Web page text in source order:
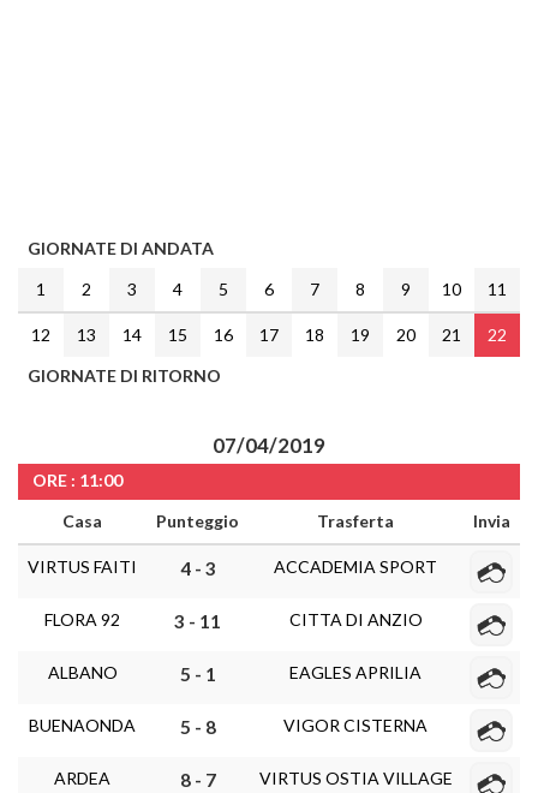
GIORNATE DI ANDATA
1
2 3 4 5 6 7 8 9 10 11
12 13 14 15 16 17 18 19 20 21
22
GIORNATE DI RITORNO
07/04/2019
ORE : 11:00
Casa
Punteggio Trasferta Invia
VIRTUS FAITI 4 - 3 ACCADEMIA SPORT
FLORA 92 3 - 11 CITTA DI ANZIO
ALBANO 5 - 1 EAGLES APRILIA
BUENAONDA 5 - 8 VIGOR CISTERNA
ARDEA 8 - 7 VIRTUS OSTIA VILLAGE